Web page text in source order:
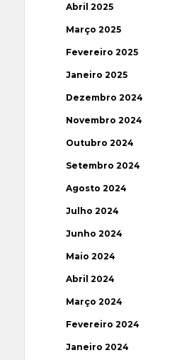
Abril 2025
Março 2025
Fevereiro 2025
Janeiro 2025
Dezembro 2024
Novembro 2024
Outubro 2024
Setembro 2024
Agosto 2024
Julho 2024
Junho 2024
Maio 2024
Abril 2024
Março 2024
Fevereiro 2024
Janeiro 2024